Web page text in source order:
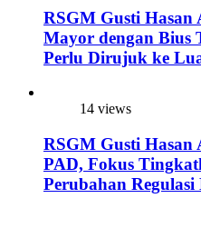
RSGM Gusti Hasan
Mayor dengan Bius
Perlu Dirujuk ke
14 views
RSGM Gusti Hasan
PAD, Fokus
Perubahan Regulasi